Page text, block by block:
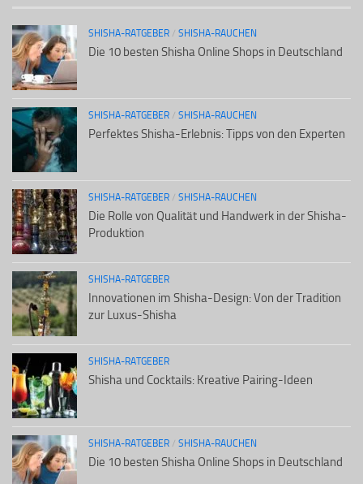
SHISHA-RATGEBER / SHISHA-RAUCHEN
Die 10 besten Shisha Online Shops in Deutschland
SHISHA-RATGEBER / SHISHA-RAUCHEN
Perfektes Shisha-Erlebnis: Tipps von den Experten
SHISHA-RATGEBER / SHISHA-RAUCHEN
Die Rolle von Qualität und Handwerk in der Shisha-
Produktion
SHISHA-RATGEBER
Innovationen im Shisha-Design: Von der Tradition
zur Luxus-Shisha
SHISHA-RATGEBER
Shisha und Cocktails: Kreative Pairing-Ideen
SHISHA-RATGEBER / SHISHA-RAUCHEN
Die 10 besten Shisha Online Shops in Deutschland